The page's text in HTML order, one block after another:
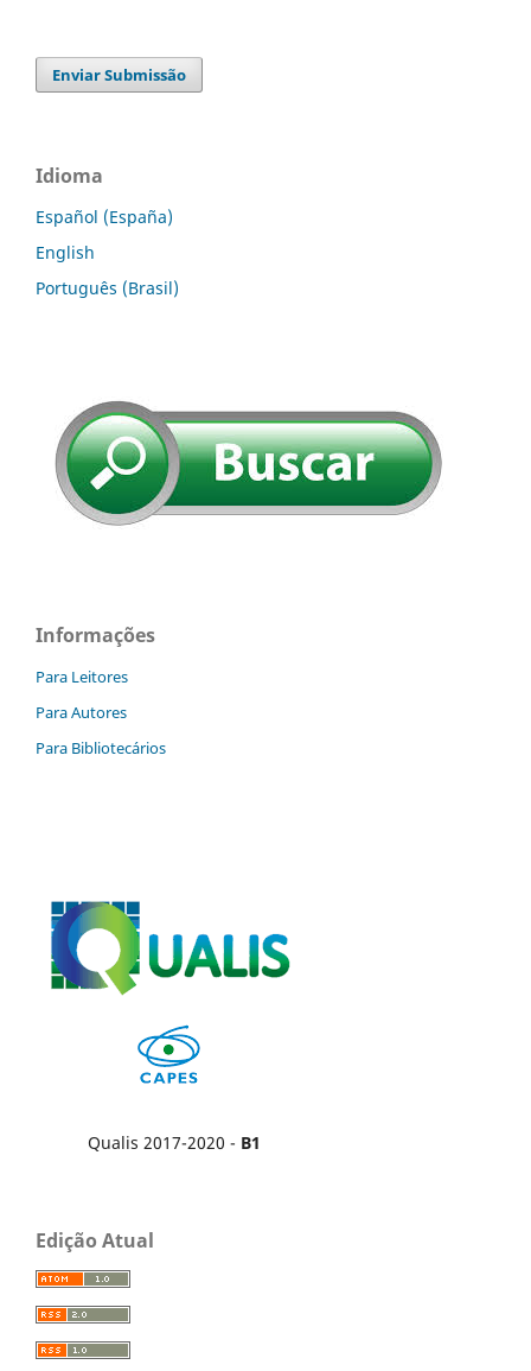
Enviar Submissão
Idioma
Español (España)
English
Português (Brasil)
Informações
Para Leitores
Para Autores
Para Bibliotecários
Qualis 2017-2020 - B1
Edição Atual